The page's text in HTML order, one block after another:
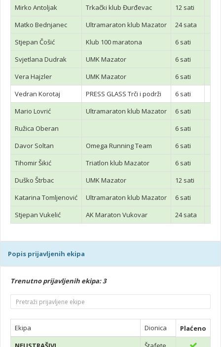
Mirko Antoljak
Trkački klub Đurđevac
12 sati
Matko Bednjanec
Ultramaraton klub Mazator
24 sata
Stjepan Čošić
Klub 100 maratona
6 sati
Svjetlana Dudrak
UMK Mazator
6 sati
Vera Hajzler
UMK Mazator
6 sati
Vedran Korotaj
PRESS GLASS Trči i podrži
6 sati
Mario Lovrić
Ultramaraton klub Mazator
6 sati
Ružica Oberan
6 sati
Davor Soltan
Omega Running Team
6 sati
Tihomir Šikić
Triatlon klub Mazator
6 sati
Duško Štrbac
UMK Mazator
12 sati
Katarina Tomljenović
Ultramaraton klub Mazator
6 sati
Stjepan Vukelić
AK Maraton Vukovar 24 sata
Popis prijavljenih ekipa
Trenutno prijavljenih ekipa: 3
Ekipa Dionica
Plaćeno